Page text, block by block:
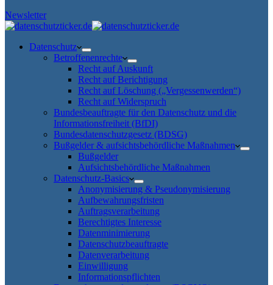
Newsletter
Datenschutz
Betroffenenrechte
Recht auf Auskunft
Recht auf Berichtigung
Recht auf Löschung („Vergessenwerden“)
Recht auf Widerspruch
Bundesbeauftragte für den Datenschutz und die
Informationsfreiheit (BfDI)
Bundesdatenschutzgesetz (BDSG)
Bußgelder & aufsichtsbehördliche Maßnahmen
Bußgelder
Aufsichtsbehördliche Maßnahmen
Datenschutz-Basics
Anonymisierung & Pseudonymisierung
Aufbewahrungsfristen
Auftragsverarbeitung
Berechtigtes Interesse
Datenminimierung
Datenschutzbeauftragte
Datenverarbeitung
Einwilligung
Informationspflichten